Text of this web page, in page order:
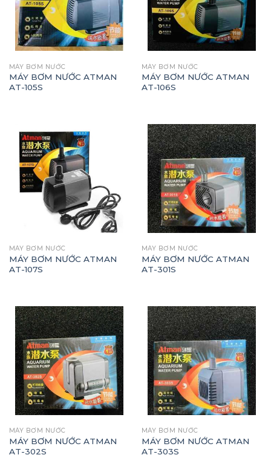
MÁY BƠM NƯỚC
MÁY BƠM NƯỚC ATMAN
AT-105S
MÁY BƠM NƯỚC
MÁY BƠM NƯỚC ATMAN
AT-106S
MÁY BƠM NƯỚC
MÁY BƠM NƯỚC ATMAN
AT-107S
MÁY BƠM NƯỚC
MÁY BƠM NƯỚC ATMAN
AT-301S
MÁY BƠM NƯỚC
MÁY BƠM NƯỚC ATMAN
AT-302S
MÁY BƠM NƯỚC
MÁY BƠM NƯỚC ATMAN
AT-303S